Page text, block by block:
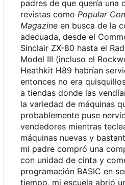
padres de que quería una
revistas como Popular
Magazine en busca de la
adecuada, desde el
Sinclair ZX-80 hasta el
Model III (incluso el
Heathkit H89 habrían
entonces no era
a tiendas donde las
la variedad de máquinas
probablemente puse
vendedores mientras
máquinas nuevas y
mi padre compró una
con unidad de cinta y
programación BASIC en
tiempo, mi escuela abrió